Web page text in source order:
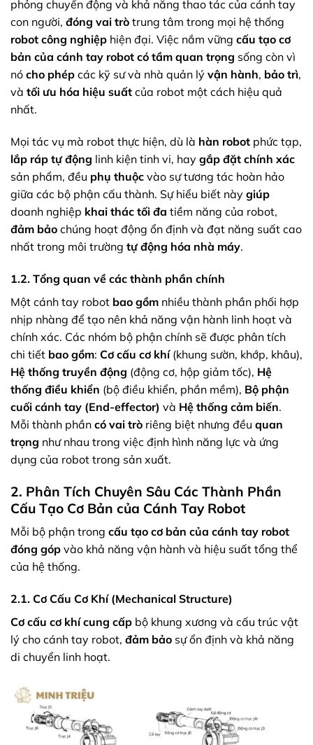
phỏng chuyển động và khả năng thao tác của cánh tay
con người, đóng vai trò trung tâm trong mọi hệ thống
robot công nghiệp hiện đại. Việc nắm vững cấu tạo cơ
bản của cánh tay robot có tầm quan trọng sống còn vì
nó cho phép các kỹ sư và nhà quản lý vận hành, bảo trì,
và tối ưu hóa hiệu suất của robot một cách hiệu quả
nhất.
Mọi tác vụ mà robot thực hiện, dù là hàn robot phức tạp,
lắp ráp tự động linh kiện tinh vi, hay gắp đặt chính xác
sản phẩm, đều phụ thuộc vào sự tương tác hoàn hảo
giữa các bộ phận cấu thành. Sự hiểu biết này giúp
doanh nghiệp khai thác tối đa tiềm năng của robot,
đảm bảo chúng hoạt động ổn định và đạt năng suất cao
nhất trong môi trường tự động hóa nhà máy.
1.2. Tổng quan về các thành phần chính
Một cánh tay robot bao gồm nhiều thành phần phối hợp
nhịp nhàng để tạo nên khả năng vận hành linh hoạt và
chính xác. Các nhóm bộ phận chính sẽ được phân tích
chi tiết bao gồm: Cơ cấu cơ khí(khung sườn, khớp, khâu),
Hệ thống truyền động (động cơ, hộp giảm tốc), Hệ
thống điều khiển (bộ điều khiển, phần mềm), Bộ phận
cuối cánh tay (End-effector) và Hệ thống cảm biến.
Mỗi thành phần có vai trò riêng biệt nhưng đều quan
trọng như nhau trong việc định hình năng lực và ứng
dụng của robot trong sản xuất.
2. Phân Tích Chuyên Sâu Các Thành Phần
Cấu Tạo Cơ Bản của Cánh Tay Robot
Mỗi bộ phận trong cấu tạo cơ bản của cánh tay robot
đóng góp vào khả năng vận hành và hiệu suất tổng thể
của hệ thống.
2.1. Cơ Cấu Cơ Khí (Mechanical Structure)
Cơ cấu cơ khí cung cấp bộ khung xương và cấu trúc vật
lý cho cánh tay robot, đảm bảo sự ổn định và khả năng
di chuyển linh hoạt.